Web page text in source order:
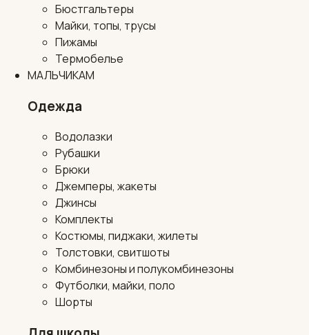
Бюстгальтеры
Майки, топы, трусы
Пижамы
Термобелье
МАЛЬЧИКАМ
Одежда
Водолазки
Рубашки
Брюки
Джемперы, жакеты
Джинсы
Комплекты
Костюмы, пиджаки, жилеты
Толстовки, свитшоты
Комбинезоны и полукомбинезоны
Футболки, майки, поло
Шорты